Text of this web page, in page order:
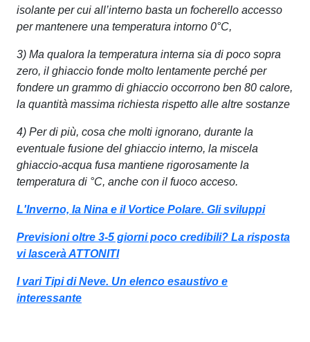
isolante per cui all’interno basta un focherello accesso
per mantenere una temperatura intorno 0°C,
3) Ma qualora la temperatura interna sia di poco sopra
zero, il ghiaccio fonde molto lentamente perché per
fondere un grammo di ghiaccio occorrono ben 80 calore,
la quantità massima richiesta rispetto alle altre sostanze
4) Per di più, cosa che molti ignorano, durante la
eventuale fusione del ghiaccio interno, la miscela
ghiaccio-acqua fusa mantiene rigorosamente la
temperatura di °C, anche con il fuoco acceso.
L'Inverno, la Nina e il Vortice Polare. Gli sviluppi
Previsioni oltre 3-5 giorni poco credibili? La risposta
vi lascerà ATTONITI
I vari Tipi di Neve. Un elenco esaustivo e
interessante